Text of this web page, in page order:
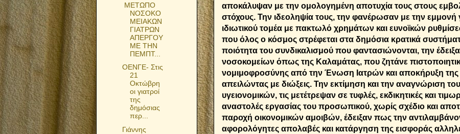
αποκάλυψαν με την ομολογημένη αποτυχία τους στους
στόχους. Την ιδεοληψία τους, την φανέρωσαν με την εμμονή
ιδιωτικού τομέα με πακτωλό χρημάτων και ευνοϊκών
που όλος ο κόσμος στρέφεται στα δημόσια κρατικά
ποιότητα του συνδικαλισμού που φαντασιώνονται, την
νοσοκομείων όπως της Καλαμάτας, που ζητάνε
νομιμοφροσύνης από την Ένωση Ιατρών και αποκήρυξη
απειλώντας με διώξεις. Την εκτίμηση και την αναγνώριση
υγειονομικών, τις μετέτρεψαν σε τυφλές, εκδικητικές και
αναστολές εργασίας του προσωπικού, χωρίς σχέδιο και
παροχή οικονομικών αμοιβών, έδειξαν πως την
αφορολόγητες απολαβές και κατάργηση της εισφοράς
ΜΕΤΩΠΟ
ΝΟΣΟΚΟ
ΜΕΙΑΚΩΝ
ΓΙΑΤΡΩΝ
ΑΠΕΡΓΟΥ
ΜΕ ΤΗΝ
ΠΕΜΠΤ...
ΟΕΝΓΕ- Στις
21
Οκτώβρη
οι γιατροί
της
δημόσιας
περ...
Γιάννης